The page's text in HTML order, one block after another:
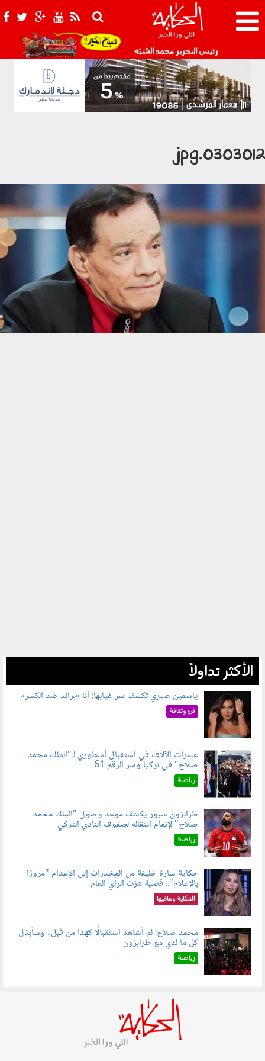
رئيس التحرير محمد الشبّه 021_2.png
الأكثر تداولاً
050802.jpg
ياسمين صبري تكشف سر غيابها: أنا «براند ضد الكسر»
فن وثقافة
050803.jpg
عشرات الآلاف في استقبال أسطوري لـ"الملك محمد
صلاح" في تركيا وسر الرقم 61
رياضة
050801.jpg
طرابزون سبور يكشف موعد وصول "الملك محمد
صلاح" لإتمام انتقاله لصفوف النادي التركي
رياضة
060801.jpeg
حكاية سارة خليفة من المخدرات إلى الإعدام "مرورًا
بالإعلام".. قضية هزت الرأي العام
الحكاية ومافيها
060802.jpg
محمد صلاح: لم أشاهد استقبالًا كهذا من قبل.. وسأبذل
كل ما لدي مع طرابزون
رياضة